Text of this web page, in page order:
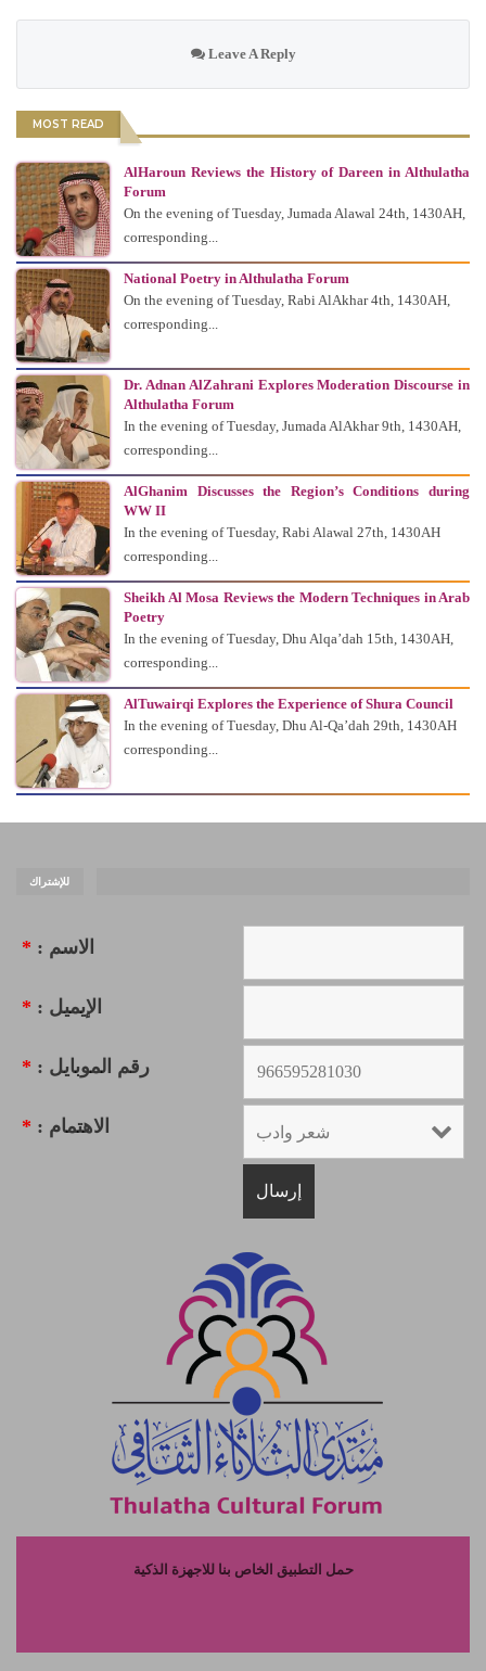
Leave A Reply
MOST READ
AlHaroun Reviews the History of Dareen in Althulatha
Forum
On the evening of Tuesday, Jumada Alawal 24th, 1430AH,
corresponding...
National Poetry in Althulatha Forum
On the evening of Tuesday, Rabi AlAkhar 4th, 1430AH,
corresponding...
Dr. Adnan AlZahrani Explores Moderation Discourse in
Althulatha Forum
In the evening of Tuesday, Jumada AlAkhar 9th, 1430AH,
corresponding...
AlGhanim Discusses the Region’s Conditions during
WW II
In the evening of Tuesday, Rabi Alawal 27th, 1430AH
corresponding...
Sheikh Al Mosa Reviews the Modern Techniques in Arab
Poetry
In the evening of Tuesday, Dhu Alqa’dah 15th, 1430AH,
corresponding...
AlTuwairqi Explores the Experience of Shura Council
In the evening of Tuesday, Dhu Al-Qa’dah 29th, 1430AH
corresponding...
للإشتراك
الاسم : *
الإيميل : *
رقم الموبايل : *
الاهتمام : *
حمل التطبيق الخاص بنا للاجهزة الذكية